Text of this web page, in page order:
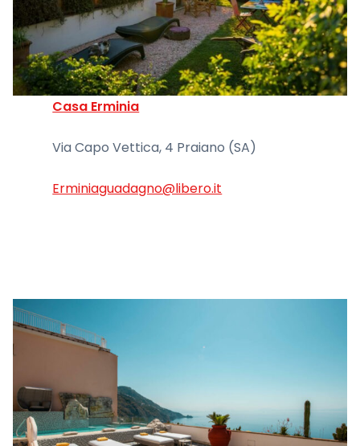
Casa Erminia
Via Capo Vettica, 4 Praiano (SA)
Erminiaguadagno@libero.it